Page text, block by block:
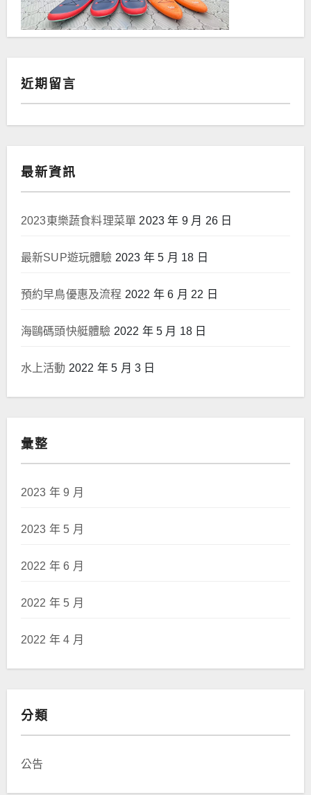
近期留言
最新資訊
2023東樂蔬食料理菜單 2023 年 9 月 26 日
最新SUP遊玩體驗 2023 年 5 月 18 日
預約早鳥優惠及流程 2022 年 6 月 22 日
海鷗碼頭快艇體驗 2022 年 5 月 18 日
水上活動 2022 年 5 月 3 日
彙整
2023 年 9 月
2023 年 5 月
2022 年 6 月
2022 年 5 月
2022 年 4 月
分類
公告